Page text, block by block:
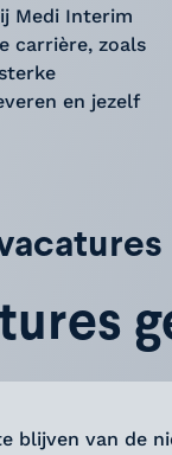
Medi Interim
carrière, zoals
en jezelf
blijven van de